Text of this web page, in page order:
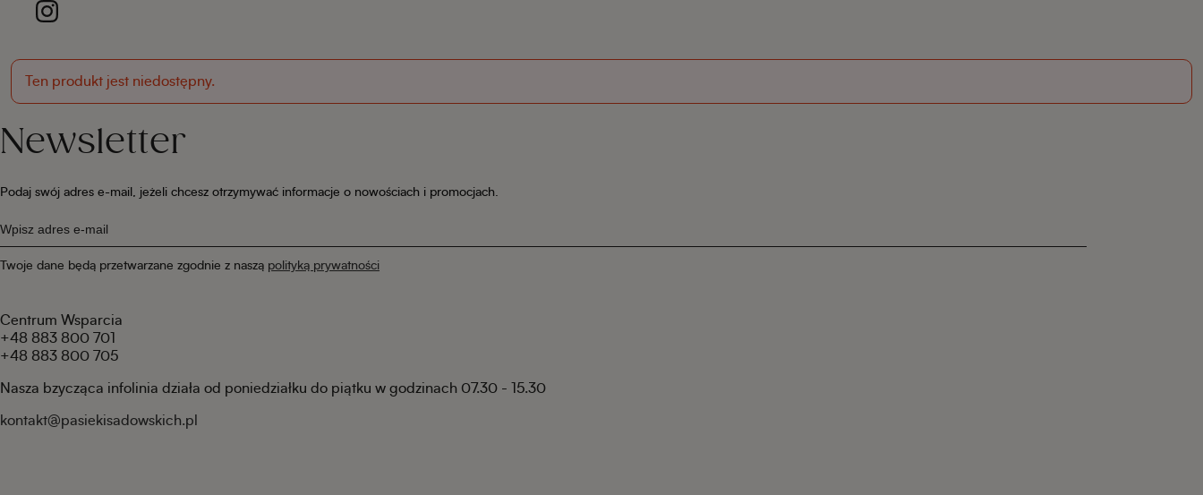
Ten produkt jest niedostępny.
Newsletter
Podaj swój adres e-mail, jeżeli chcesz otrzymywać informacje o nowościach i promocjach.
Twoje dane będą przetwarzane zgodnie z naszą polityką prywatności
Centrum Wsparcia
+48 883 800 701
+48 883 800 705
Nasza bzycząca infolinia działa od poniedziałku do piątku w godzinach 07.30 - 15.30
kontakt@pasiekisadowskich.pl